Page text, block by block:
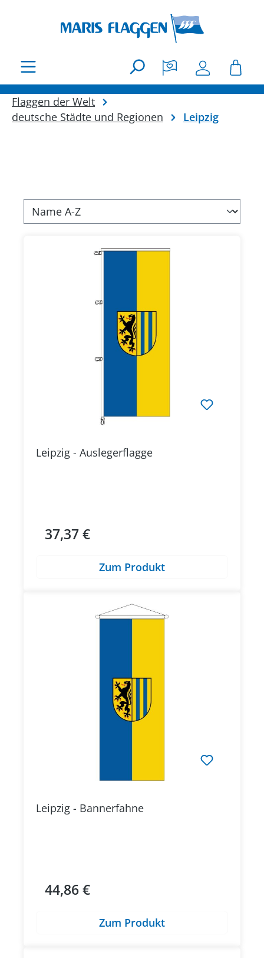
Flaggen der Welt
deutsche Städte und Regionen
Leipzig
Leipzig - Auslegerflagge
Regulärer Preis:
37,37 €
Zum Produkt
Leipzig - Bannerfahne
Regulärer Preis:
44,86 €
Zum Produkt